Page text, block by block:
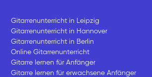
Gitarrenunterricht in Leipzig
Gitarrenunterricht in Hannover
Gitarrenunterricht in Berlin
Online Gitarrenunterricht
Gitarre lernen für Anfänger
Gitarre lernen für erwachsene Anfänger